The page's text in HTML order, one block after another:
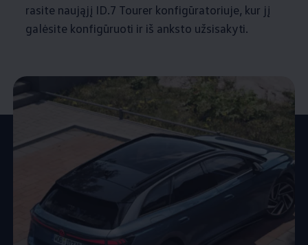
rasite naująjį ID.7 Tourer konfigūratoriuje, kur jį
galėsite konfigūruoti ir iš anksto užsisakyti.